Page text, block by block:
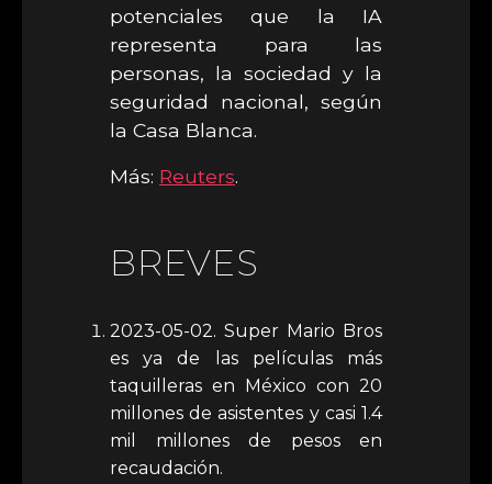
potenciales que la IA
representa para las
personas, la sociedad y la
seguridad nacional, según
la Casa Blanca.
Más: Reuters.
BREVES
2023-05-02. Super Mario Bros
es ya de las películas más
taquilleras en México con 20
millones de asistentes y casi 1.4
mil millones de pesos en
recaudación.